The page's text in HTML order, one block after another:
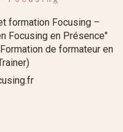
formation Focusing –
Focusing en Présence"
de formateur en